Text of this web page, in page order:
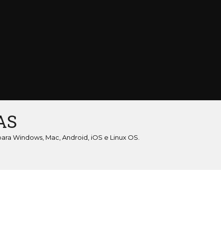
Windows, Mac, Android, iOS e Linux OS.